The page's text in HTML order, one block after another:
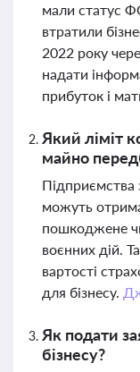
мали статус
втратили
2022 року
надати
прибуток і
Який ліміт
майно
Підприємства
можуть
пошкоджене
воєнних дій.
вартості
для бізнесу.
Як подати
бізнесу?